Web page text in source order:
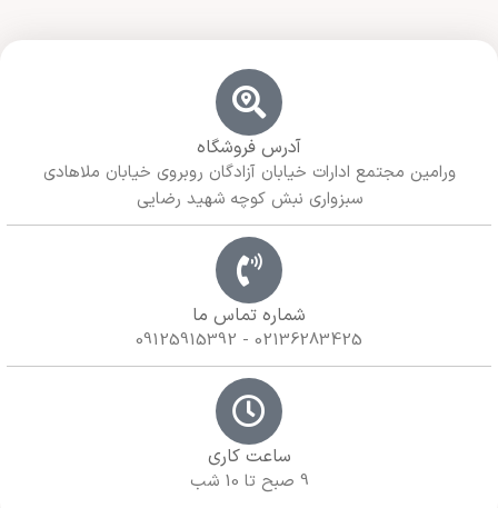
آدرس فروشگاه
ورامین مجتمع ادارات خیابان آزادگان روبروی خیابان ملاهادی
سبزواری نبش کوچه شهید رضایی
شماره تماس ما
02136283425 - 09125915392
ساعت کاری
9 صبح تا 10 شب